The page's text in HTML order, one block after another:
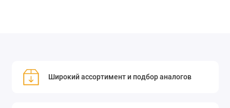
Широкий ассортимент и подбор аналогов